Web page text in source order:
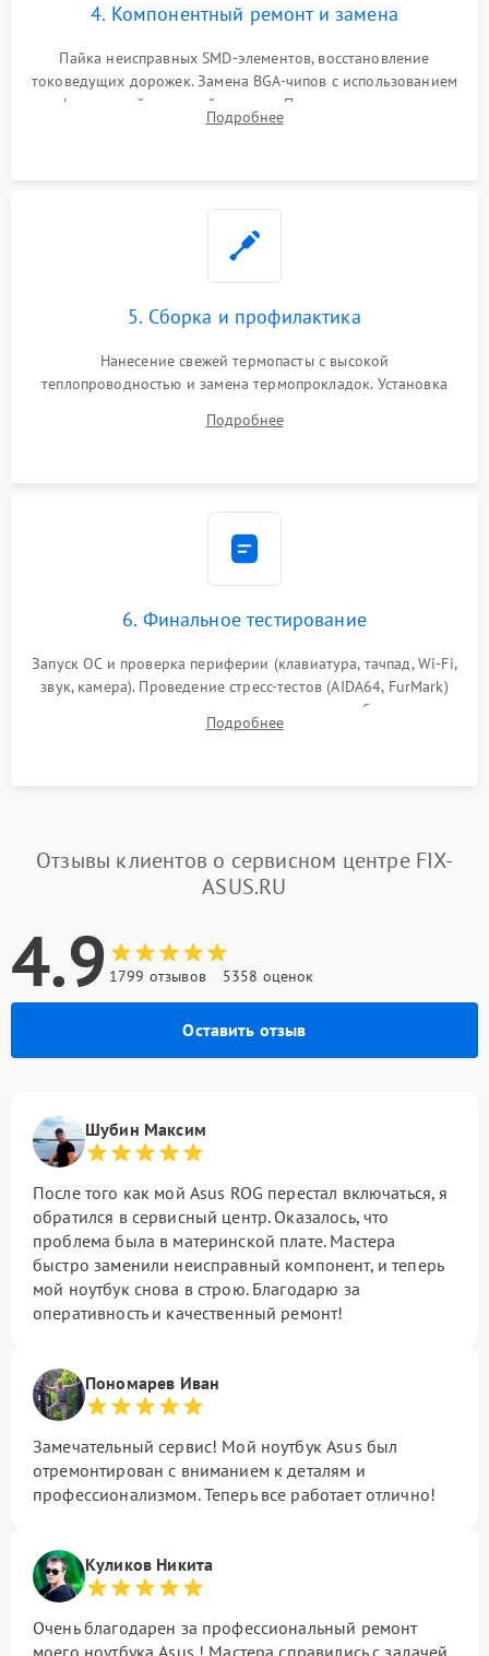
4. Компонентный ремонт и замена
Пайка неисправных SMD-элементов, восстановление
токоведущих дорожек. Замена BGA-чипов с использованием
инфракрасной паяльной станции. Прошивка микросхемы
BIOS или замена поврежденных портов USB
Подробнее
5. Сборка и профилактика
Нанесение свежей термопасты с высокой
теплопроводностью и замена термопрокладок. Установка
шлейфов, модулей памяти и накопителей. Предварительная
Подробнее
6. Финальное тестирование
Запуск ОС и проверка периферии (клавиатура, тачпад, Wi-Fi,
звук, камера). Проведение стресс-тестов (AIDA64, FurMark)
для контроля температурного режима и стабильности
системы под пиковой нагрузкой.
Подробнее
Отзывы клиентов о сервисном центре FIX-
ASUS.RU
4.9 1799 отзывов 5358 оценок
Оставить отзыв
Шубин Максим
После того как мой Asus ROG перестал включаться, я
обратился в сервисный центр. Оказалось, что
проблема была в материнской плате. Мастера
быстро заменили неисправный компонент, и теперь
мой ноутбук снова в строю. Благодарю за
оперативность и качественный ремонт!
Пономарев Иван
Замечательный сервис! Мой ноутбук Asus был
отремонтирован с вниманием к деталям и
профессионализмом. Теперь все работает отлично!
Куликов Никита
Очень благодарен за профессиональный ремонт